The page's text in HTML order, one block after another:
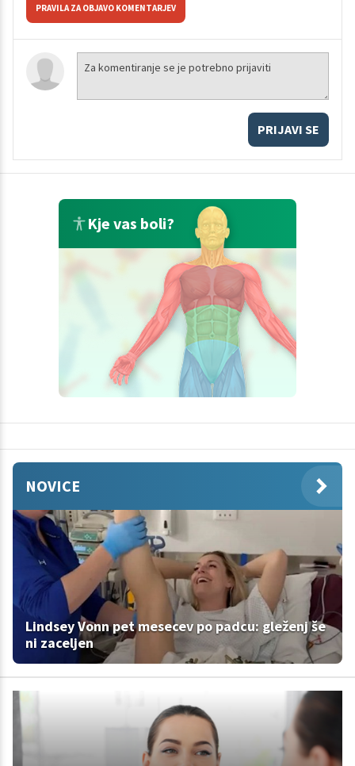
PRAVILA ZA OBJAVO KOMENTARJEV
PRIJAVI SE
Kje vas boli?
NOVICE
Lindsey Vonn pet mesecev po padcu: gleženj še
ni zaceljen